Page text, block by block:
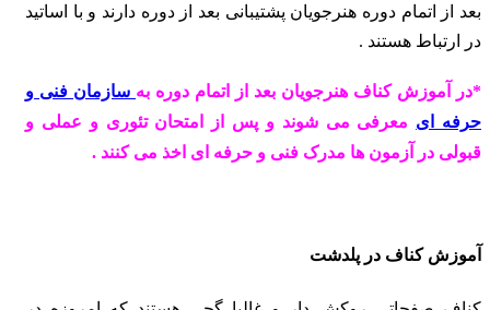
بعد از اتمام دوره هنرجویان پشتیبانی بعد از دوره دارند و با اساتید
در ارتباط هستند .
*در آموزش کناف هنرجویان بعد از اتمام دوره به سازمان فنی و
حرفه ای معرفی می شوند و پس از امتحان تئوری و عملی و
قبولی در آزمون ها مدرک فنی و حرفه ای اخذ می کنند .
آموزش کناف در پلدشت